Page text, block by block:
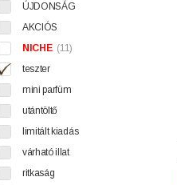
ÚJDONSÁG
AKCIÓS
NICHE (11)
teszter
mini parfüm
utántöltő
limitált kiadás
várható illat
ritkaság